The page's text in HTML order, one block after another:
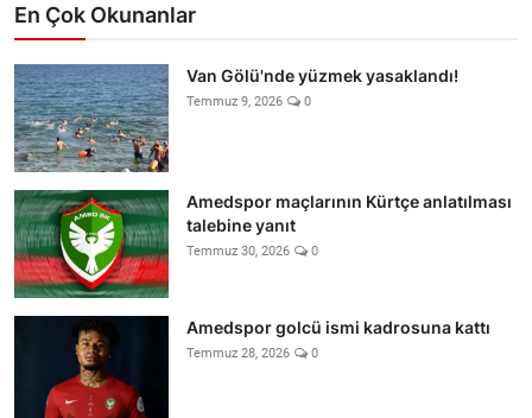
En Çok Okunanlar
Van Gölü'nde yüzmek yasaklandı!
Temmuz 9, 2026 0
Amedspor maçlarının Kürtçe anlatılması
talebine yanıt
Temmuz 30, 2026 0
Amedspor golcü ismi kadrosuna kattı
Temmuz 28, 2026 0